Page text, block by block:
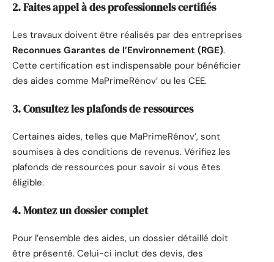
2. Faites appel à des professionnels certifiés
Les travaux doivent être réalisés par des entreprises
Reconnues Garantes de l’Environnement (RGE).
Cette certification est indispensable pour bénéficier
des aides comme MaPrimeRénov’ ou les CEE.
3. Consultez les plafonds de ressources
Certaines aides, telles que MaPrimeRénov’, sont
soumises à des conditions de revenus. Vérifiez les
plafonds de ressources pour savoir si vous êtes
éligible.
4. Montez un dossier complet
Pour l’ensemble des aides, un dossier détaillé doit
être présenté. Celui-ci inclut des devis, des